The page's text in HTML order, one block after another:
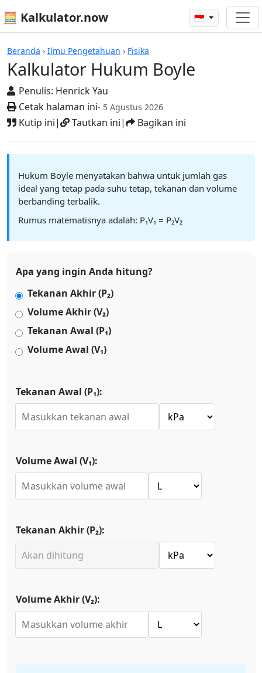
🧮 Kalkulator.now 🇮🇩
Beranda › Ilmu Pengetahuan › Fisika
Kalkulator Hukum Boyle
Penulis: Henrick Yau
Cetak halaman ini- 5 Agustus 2026
Kutip ini| Tautkan ini| Bagikan ini
Kalkulator-kalkulator
Hukum Boyle menyatakan bahwa untuk jumlah gas
ideal yang tetap pada suhu tetap, tekanan dan volume
berbanding terbalik.
Rumus matematisnya adalah: P₁V₁ = P₂V₂
Apa yang ingin Anda hitung?
Tekanan Akhir (P₂)
Volume Akhir (V₂)
Tekanan Awal (P₁)
Volume Awal (V₁)
Tekanan Awal (P₁):
Volume Awal (V₁):
Tekanan Akhir (P₂):
Volume Akhir (V₂):